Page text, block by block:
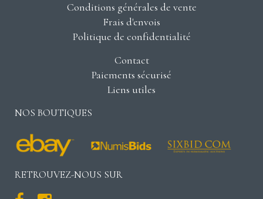
Conditions générales de vente
Frais d'envois
Politique de confidentialité
Contact
Paiements sécurisé
Liens utiles
NOS BOUTIQUES
RETROUVEZ-NOUS SUR